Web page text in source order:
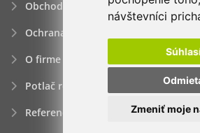
návštevníci
Zmeniť moje
Obchodné podmienky
Ochrana osobných údajov
O firme
Potlač reklamných predmetov
Referencie